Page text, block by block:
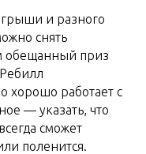
и разного
снять
обещанный приз
хорошо работает с
— указать, что
сможет
поленится.